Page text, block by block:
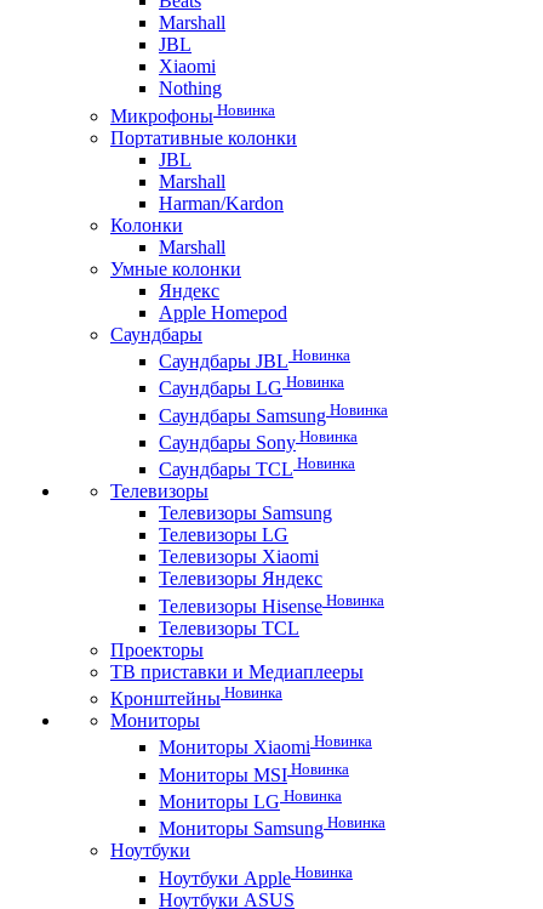
Marshall
JBL
Xiaomi
Nothing
Микрофоны Новинка
Портативные колонки
JBL
Marshall
Harman/Kardon
Колонки
Marshall
Умные колонки
Яндекс
Apple Homepod
Саундбары
Саундбары JBL Новинка
Саундбары LG Новинка
Саундбары Samsung Новинка
Саундбары Sony Новинка
Саундбары TCL Новинка
Телевизоры
Телевизоры Samsung
Телевизоры LG
Телевизоры Xiaomi
Телевизоры Яндекс
Телевизоры Hisense Новинка
Телевизоры TCL
Проекторы
ТВ приставки и Медиаплееры
Кронштейны Новинка
Мониторы
Мониторы Xiaomi Новинка
Мониторы MSI Новинка
Мониторы LG Новинка
Мониторы Samsung Новинка
Ноутбуки
Ноутбуки Apple Новинка
Ноутбуки ASUS